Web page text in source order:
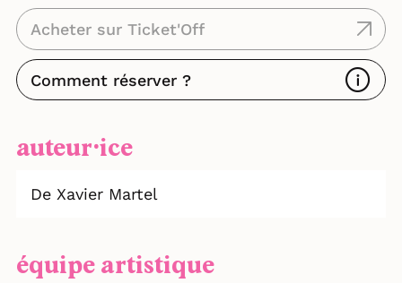
Acheter sur Ticket'Off
Comment réserver ?
auteur⸱ice
De Xavier Martel
équipe artistique